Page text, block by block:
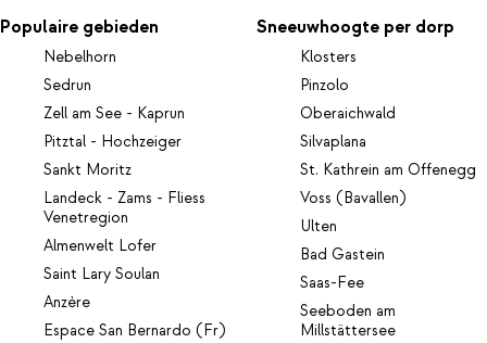
Populaire gebieden
Nebelhorn
Sedrun
Zell am See - Kaprun
Pitztal - Hochzeiger
Sankt Moritz
Landeck - Zams - Fliess
Venetregion
Almenwelt Lofer
Saint Lary Soulan
Anzère
Espace San Bernardo (Fr)
Sneeuwhoogte per dorp
Klosters
Pinzolo
Oberaichwald
Silvaplana
St. Kathrein am Offenegg
Voss (Bavallen)
Ulten
Bad Gastein
Saas-Fee
Seeboden am
Millstättersee